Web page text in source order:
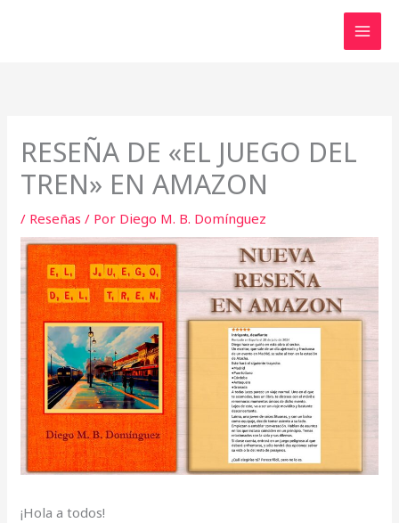
RESEÑA DE «EL JUEGO DEL
TREN» EN AMAZON
/ Reseñas / Por Diego M. B. Domínguez
¡Hola a todos!